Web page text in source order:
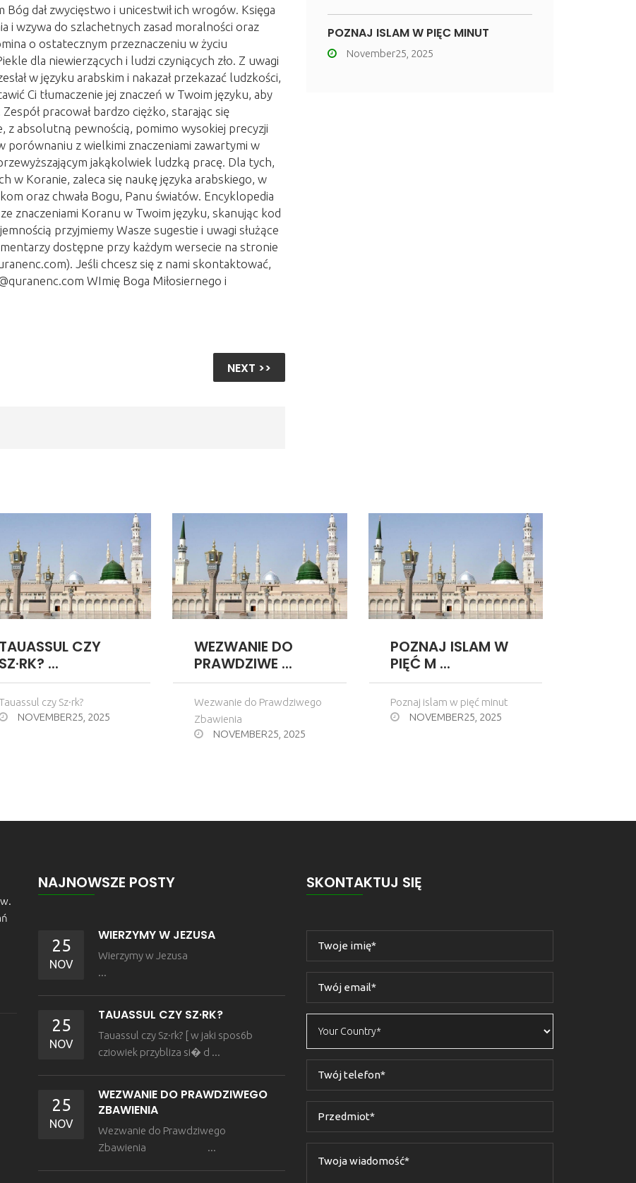
dał zwycięstwo i unicestwił ich wrogów. Księga
i wzywa do szlachetnych zasad moralności oraz
o ostatecznym przeznaczeniu w życiu
dla niewierzących i ludzi czyniących zło. Z uwagi
w języku arabskim i nakazał przekazać ludzkości,
Ci tłumaczenie jej znaczeń w Twoim języku, aby
pracował bardzo ciężko, starając się
z absolutną pewnością, pomimo wysokiej precyzji
porównaniu z wielkimi znaczeniami zawartymi w
jakąkolwiek ludzką pracę. Dla tych,
w Koranie, zaleca się naukę języka arabskiego, w
oraz chwała Bogu, Panu światów. Encyklopedia
znaczeniami Koranu w Twoim języku, skanując kod
przyjmiemy Wasze sugestie i uwagi służące
dostępne przy każdym wersecie na stronie
Jeśli chcesz się z nami skontaktować,
WImię Boga Miłosiernego i
NEXT >>
POZNAJ ISLAM W PIĘĆ MINUT
November25, 2025
TAUASSUL CZY
SZ·RK? ...
czy Sz·rk?
NOVEMBER25, 2025
WEZWANIE DO
PRAWDZIWE ...
Wezwanie do Prawdziwego
Zbawienia
NOVEMBER25, 2025
POZNAJ ISLAM W
PIĘĆ M ...
Poznaj islam w pięć minut
NOVEMBER25, 2025
NAJNOWSZE POSTY
25
NOV
WIERZYMY W JEZUSA
Wierzymy w Jezusa
...
25
NOV
TAUASSUL CZY SZ·RK?
Tauassul czy Sz·rk? [ w jaki spos6b
cziowiek przybliza si� d ...
25
NOV
WEZWANIE DO PRAWDZIWEGO
ZBAWIENIA
Wezwanie do Prawdziwego
Zbawienia ...
SKONTAKTUJ SIĘ